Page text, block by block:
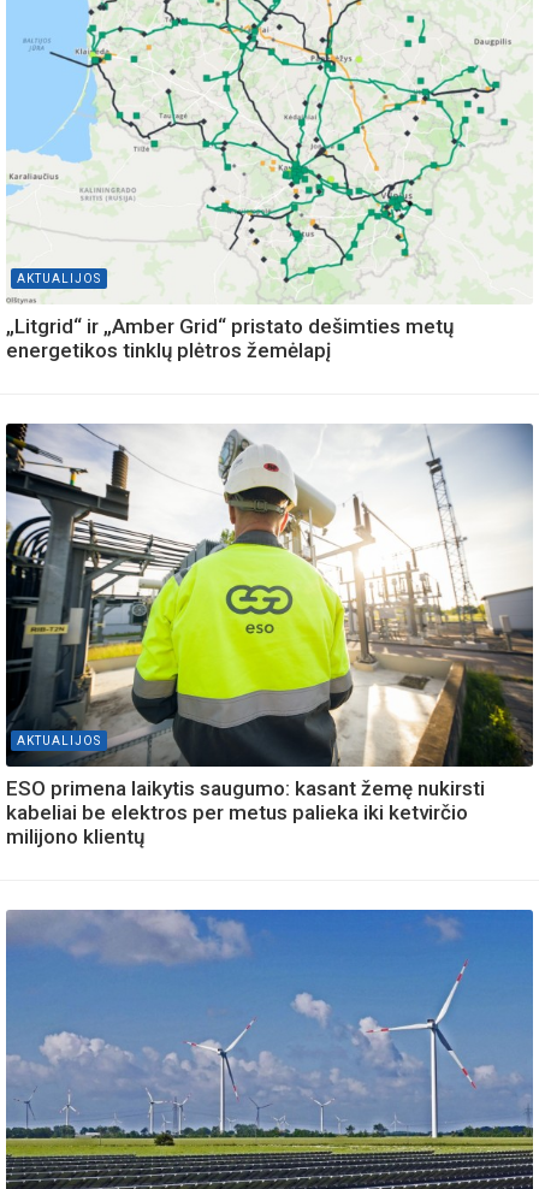
AKTUALIJOS
„Litgrid“ ir „Amber Grid“ pristato dešimties metų
energetikos tinklų plėtros žemėlapį
AKTUALIJOS
ESO primena laikytis saugumo: kasant žemę nukirsti
kabeliai be elektros per metus palieka iki ketvirčio
milijono klientų